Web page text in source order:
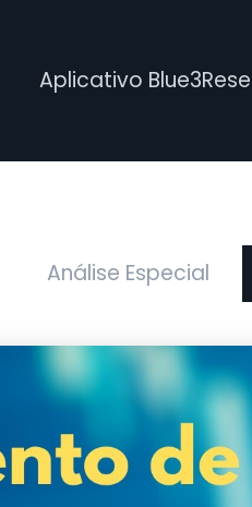
Aplicativo
Análise Especial